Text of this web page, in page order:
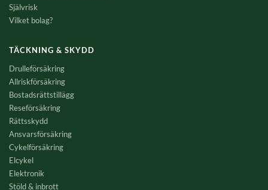
Självrisk
Vilket bolag?
TÄCKNING & SKYDD
Drulleförsäkring
Allriskförsäkring
Bostadsrättstillägg
Reseförsäkring
Rättsskydd
Ansvarsförsäkring
Cykelförsäkring
Elcykel
Elektronik
Stöld & inbrott